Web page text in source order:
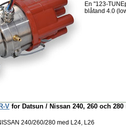
En "123-
blåtand 4.0
V for Datsun / Nissan 240, 260 och
240/260/280 med L24, L26